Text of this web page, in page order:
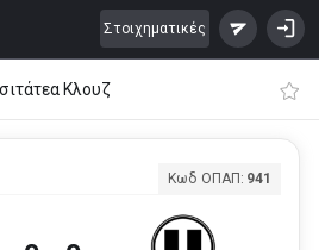
Στοιχηματικές
Κλουζ
Κωδ ΟΠΑΠ: 941